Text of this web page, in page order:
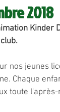
2018
Kinder
nos jeunes
Chaque
toute